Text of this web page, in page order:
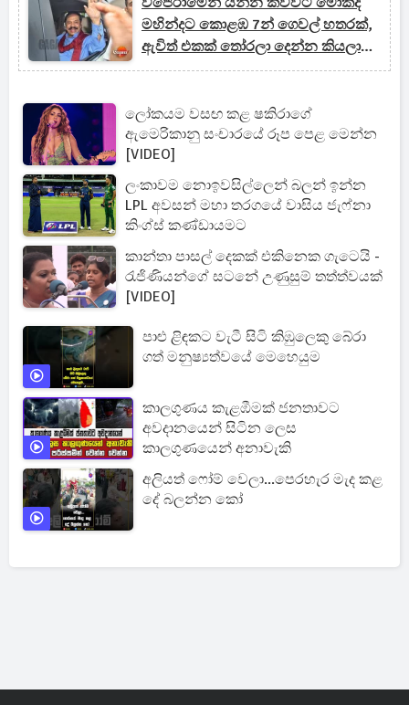
මහින්දට කොළඹ 7න් ගෙවල් හතරක්,
ඇවිත් එකක් තෝරලා දෙන්න කියලා
යාපාටත් ආරාධනා
ලෝකයම වසඟ කළ ෂකිරාගේ
ඇමෙරිකානු සංචාරයේ රූප පෙළ මෙන්න
[VIDEO]
ලංකාවම නොඉවසිල්ලෙන් බලන් ඉන්න
LPL අවසන් මහා තරගයේ වාසිය ජැෆ්නා
කිංග්ස් කණ්ඩායමට
කාන්තා පාසල් දෙකක් එකිනෙක ගැටෙයි -
රැජිණියන්ගේ සටනේ උණුසුම් තත්ත්වයක්
[VIDEO]
පාළු ළිඳකට වැටී සිටි කිඹුලෙකු බේරා
ගත් මනුෂ්‍යත්වයේ මෙහෙයුම
කාලගුණය කැළඹීමක් ජනතාවට
අවදානයෙන් සිටින ලෙස
කාලගුණයෙන් අනාවැකි
අලියත් ෆෝම් වෙලා...පෙරහැර මැද කළ
දේ බලන්න කෝ